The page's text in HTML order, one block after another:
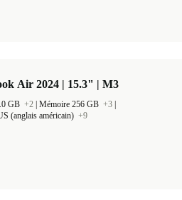
Air 2024 | 15.3" | M3
GB +2 Mémoire 256 GB +3
(anglais américain) +9